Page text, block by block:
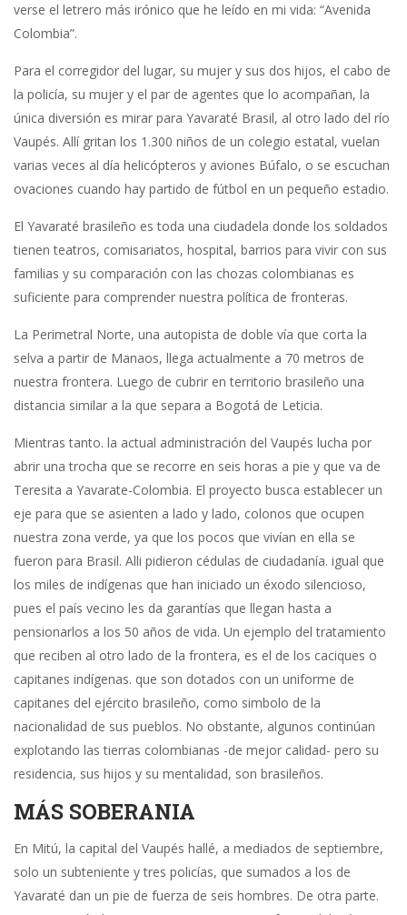
verse el letrero más irónico que he leído en mi vida: “Avenida
Colombia”.
Para el corregidor del lugar, su mujer y sus dos hijos, el cabo de
la policía, su mujer y el par de agentes que lo acompañan, la
única diversión es mirar para Yavaraté Brasil, al otro lado del río
Vaupés. Allí gritan los 1.300 niños de un colegio estatal, vuelan
varias veces al día helicópteros y aviones Búfalo, o se escuchan
ovaciones cuando hay partido de fútbol en un pequeño estadio.
El Yavaraté brasileño es toda una ciudadela donde los soldados
tienen teatros, comisariatos, hospital, barrios para vivir con sus
familias y su comparación con las chozas colombianas es
suficiente para comprender nuestra política de fronteras.
La Perimetral Norte, una autopista de doble vía que corta la
selva a partir de Manaos, llega actualmente a 70 metros de
nuestra frontera. Luego de cubrir en territorio brasileño una
distancia similar a la que separa a Bogotá de Leticia.
Mientras tanto. la actual administración del Vaupés lucha por
abrir una trocha que se recorre en seis horas a pie y que va de
Teresita a Yavarate-Colombia. El proyecto busca establecer un
eje para que se asienten a lado y lado, colonos que ocupen
nuestra zona verde, ya que los pocos que vivían en ella se
fueron para Brasil. Alli pidieron cédulas de ciudadanía. igual que
los miles de indígenas que han iniciado un éxodo silencioso,
pues el país vecino les da garantías que llegan hasta a
pensionarlos a los 50 años de vida. Un ejemplo del tratamiento
que reciben al otro lado de la frontera, es el de los caciques o
capitanes indígenas. que son dotados con un uniforme de
capitanes del ejército brasileño, como simbolo de la
nacionalidad de sus pueblos. No obstante, algunos continúan
explotando las tierras colombianas -de mejor calidad- pero su
residencia, sus hijos y su mentalidad, son brasileños.
MÁS SOBERANIA
En Mitú, la capital del Vaupés hallé, a mediados de septiembre,
solo un subteniente y tres policías, que sumados a los de
Yavaraté dan un pie de fuerza de seis hombres. De otra parte.